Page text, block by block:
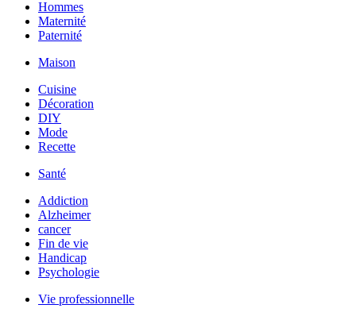
Hommes
Maternité
Paternité
Maison
Cuisine
Décoration
DIY
Mode
Recette
Santé
Addiction
Alzheimer
cancer
Fin de vie
Handicap
Psychologie
Vie professionnelle